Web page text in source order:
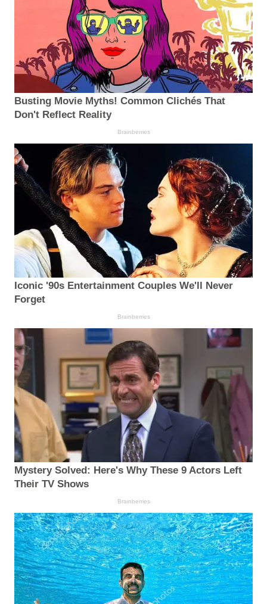
Busting Movie Myths! Common Clichés That
Don't Reflect Reality
Brainberries
Iconic '90s Entertainment Couples We'll Never
Forget
Brainberries
Mystery Solved: Here's Why These 9 Actors Left
Their TV Shows
Brainberries